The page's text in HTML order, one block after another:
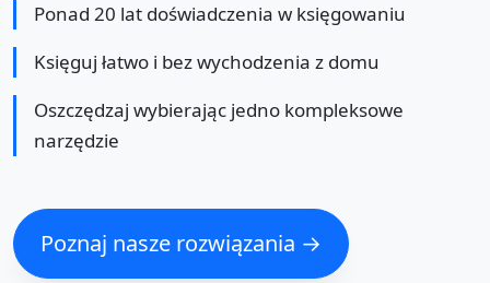
Ponad 20 lat doświadczenia w księgowaniu
Księguj łatwo i bez wychodzenia z domu
Oszczędzaj wybierając jedno kompleksowe
narzędzie
Poznaj nasze rozwiązania →